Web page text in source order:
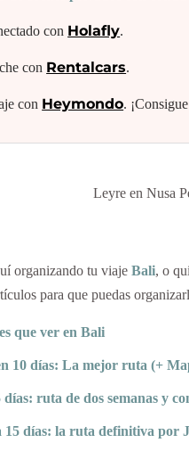
con Holafly.
con Rentalcars.
con Heymondo.
organizando tu viajeBali, o
para que puedas
que ver en Bali
10 días: La mejor ruta (+
ruta de dos semanas y
15 días: la ruta definitiva por